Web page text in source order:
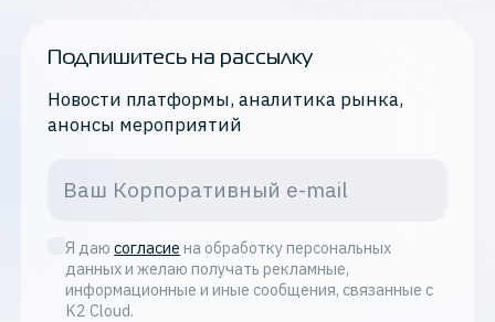
Подпишитесь на рассылку
Новости платформы, аналитика рынка,
анонсы мероприятий
Я даю согласие на обработку персональных
данных и желаю получать рекламные,
информационные и иные сообщения, связанные с
K2 Cloud.